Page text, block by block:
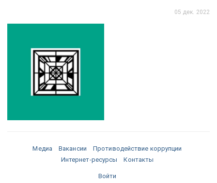
05 дек. 2022
Медиа Вакансии
Противодействие коррупции
Интернет-ресурсы
Контакты
Войти